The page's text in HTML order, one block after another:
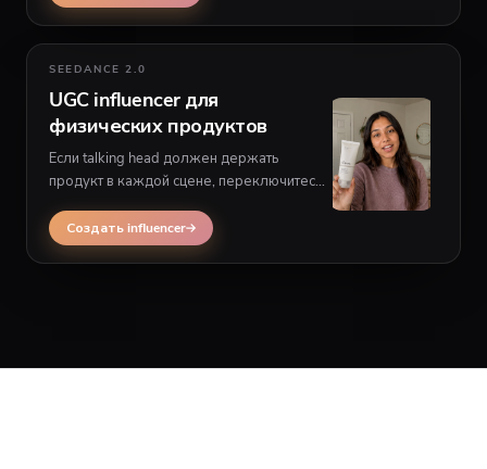
SEEDANCE 2.0
UGC influencer для
физических продуктов
Если talking head должен держать
продукт в каждой сцене, переключитесь
одного ведущего.
Создать influencer